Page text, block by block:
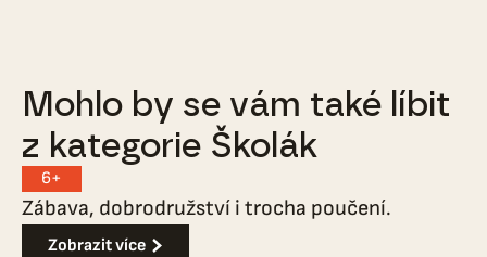
Mohlo by se vám také líbit
z kategorie Školák
6+
Zábava, dobrodružství i trocha poučení.
Zobrazit více